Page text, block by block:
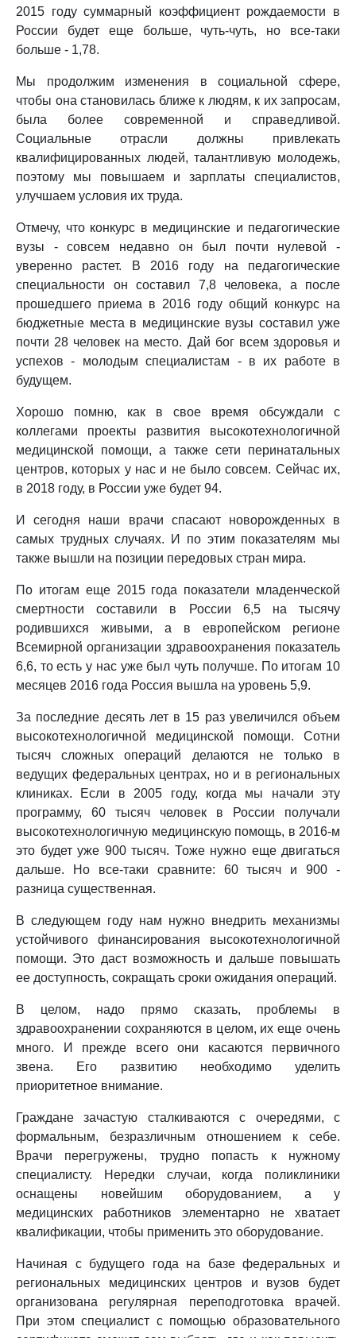
2015 году суммарный коэффициент рождаемости в
России будет еще больше, чуть-чуть, но все-таки
больше - 1,78.
Мы продолжим изменения в социальной сфере,
чтобы она становилась ближе к людям, к их запросам,
была более современной и справедливой.
Социальные отрасли должны привлекать
квалифицированных людей, талантливую молодежь,
поэтому мы повышаем и зарплаты специалистов,
улучшаем условия их труда.
Отмечу, что конкурс в медицинские и педагогические
вузы - совсем недавно он был почти нулевой -
уверенно растет. В 2016 году на педагогические
специальности он составил 7,8 человека, а после
прошедшего приема в 2016 году общий конкурс на
бюджетные места в медицинские вузы составил уже
почти 28 человек на место. Дай бог всем здоровья и
успехов - молодым специалистам - в их работе в
будущем.
Хорошо помню, как в свое время обсуждали с
коллегами проекты развития высокотехнологичной
медицинской помощи, а также сети перинатальных
центров, которых у нас и не было совсем. Сейчас их,
в 2018 году, в России уже будет 94.
И сегодня наши врачи спасают новорожденных в
самых трудных случаях. И по этим показателям мы
также вышли на позиции передовых стран мира.
По итогам еще 2015 года показатели младенческой
смертности составили в России 6,5 на тысячу
родившихся живыми, а в европейском регионе
Всемирной организации здравоохранения показатель
6,6, то есть у нас уже был чуть получше. По итогам 10
месяцев 2016 года Россия вышла на уровень 5,9.
За последние десять лет в 15 раз увеличился объем
высокотехнологичной медицинской помощи. Сотни
тысяч сложных операций делаются не только в
ведущих федеральных центрах, но и в региональных
клиниках. Если в 2005 году, когда мы начали эту
программу, 60 тысяч человек в России получали
высокотехнологичную медицинскую помощь, в 2016-м
это будет уже 900 тысяч. Тоже нужно еще двигаться
дальше. Но все-таки сравните: 60 тысяч и 900 -
разница существенная.
В следующем году нам нужно внедрить механизмы
устойчивого финансирования высокотехнологичной
помощи. Это даст возможность и дальше повышать
ее доступность, сокращать сроки ожидания операций.
В целом, надо прямо сказать, проблемы в
здравоохранении сохраняются в целом, их еще очень
много. И прежде всего они касаются первичного
звена. Его развитию необходимо уделить
приоритетное внимание.
Граждане зачастую сталкиваются с очередями, с
формальным, безразличным отношением к себе.
Врачи перегружены, трудно попасть к нужному
специалисту. Нередки случаи, когда поликлиники
оснащены новейшим оборудованием, а у
медицинских работников элементарно не хватает
квалификации, чтобы применить это оборудование.
Начиная с будущего года на базе федеральных и
региональных медицинских центров и вузов будет
организована регулярная переподготовка врачей.
При этом специалист с помощью образовательного